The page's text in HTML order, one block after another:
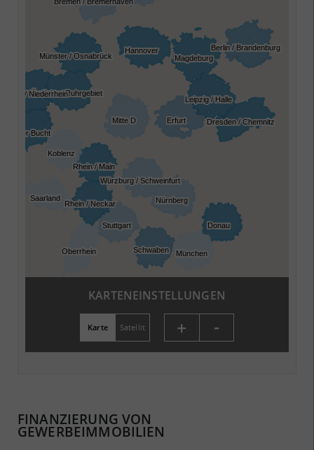
KARTENEINSTELLUNGEN
Karte Satellit + -
FINANZIERUNG VON
GEWERBEIMMOBILIEN